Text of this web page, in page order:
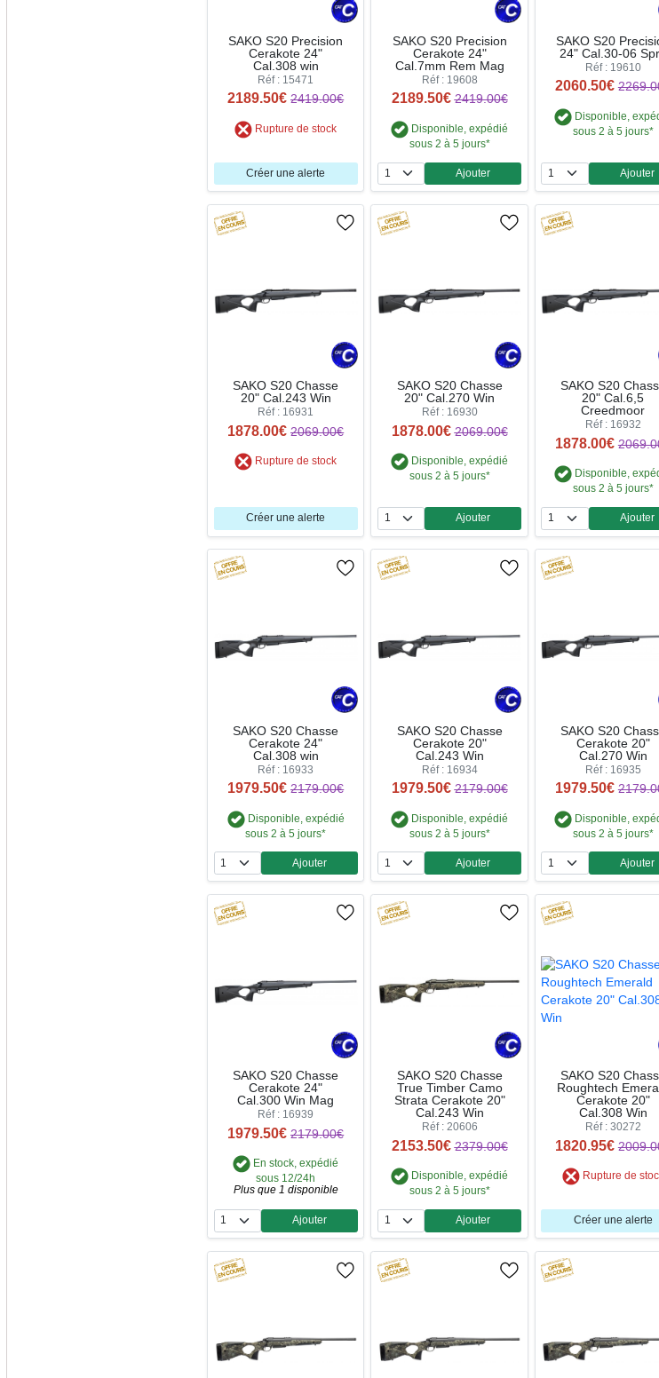
SAKO S20 Precision
Cerakote 24"
Cal.308 win
Réf : 15471
2189.50€ 2419.00€
Rupture de stock
Créer une alerte
SAKO S20 Precision
Cerakote 24"
Cal.7mm Rem Mag
Réf : 19608
2189.50€ 2419.00€
Disponible, expédié
sous 2 à 5 jours*
Quantité
Ajouter
SAKO S20
24" Cal.30-06
Réf : 19610
2060.50€
Disponible,
sous 2 à 5 jours*
Quantité
Ajouter
SAKO S20 Chasse
20" Cal.243 Win
Réf : 16931
1878.00€ 2069.00€
Rupture de stock
Créer une alerte
SAKO S20 Chasse
20" Cal.270 Win
Réf : 16930
1878.00€ 2069.00€
Disponible, expédié
sous 2 à 5 jours*
Quantité
Ajouter
SAKO S20
20" Cal.6,5
Creedmoor
Réf : 16932
1878.00€
Disponible,
sous 2 à 5 jours*
Quantité
Ajouter
SAKO S20 Chasse
Cerakote 24"
Cal.308 win
Réf : 16933
1979.50€ 2179.00€
Disponible, expédié
sous 2 à 5 jours*
Quantité
Ajouter
SAKO S20 Chasse
Cerakote 20"
Cal.243 Win
Réf : 16934
1979.50€ 2179.00€
Disponible, expédié
sous 2 à 5 jours*
Quantité
Ajouter
SAKO S20
Cerakote 20"
Cal.270 Win
Réf : 16935
1979.50€
Disponible,
sous 2 à 5 jours*
Quantité
Ajouter
SAKO S20 Chasse
Cerakote 24"
Cal.300 Win Mag
Réf : 16939
1979.50€ 2179.00€
En stock, expédié
sous 12/24h
Plus que 1 disponible
Quantité
Ajouter
SAKO S20 Chasse
True Timber Camo
Strata Cerakote 20"
Cal.243 Win
Réf : 20606
2153.50€ 2379.00€
Disponible, expédié
sous 2 à 5 jours*
Quantité
Ajouter
SAKO S20
Roughtech
Cerakote 20"
Cal.308 Win
Réf : 30272
1820.95€
Rupture de
Créer une alerte